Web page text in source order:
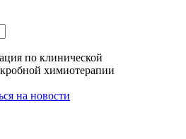
по клинической
химиотерапии
на новости